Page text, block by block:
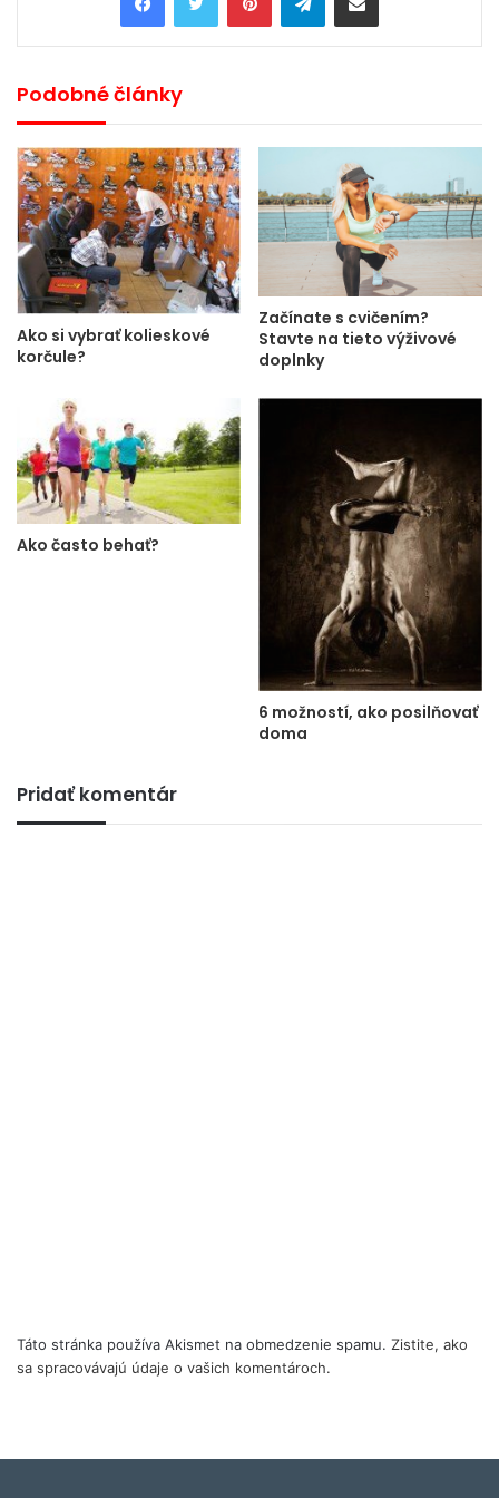
Podobné články
Ako si vybrať kolieskové
korčule?
Začínate s cvičením?
Stavte na tieto výživové
doplnky
Ako často behať?
6 možností, ako posilňovať
doma
Pridať komentár
Táto stránka používa Akismet na obmedzenie spamu. Zistite, ako
sa spracovávajú údaje o vašich komentároch.